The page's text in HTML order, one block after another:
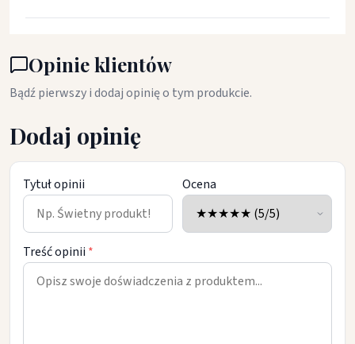
Opinie klientów
Bądź pierwszy i dodaj opinię o tym produkcie.
Dodaj opinię
Tytuł opinii Ocena
Treść opinii *